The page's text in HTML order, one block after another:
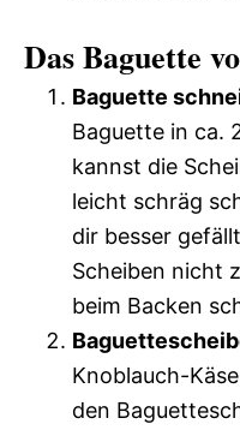
Das Baguette
Baguette
Baguette in ca.
kannst die
leicht schräg
dir besser
Scheiben nicht
beim Backen
Knoblauch-
den